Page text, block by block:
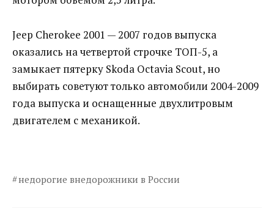
Jeep Cherokee 2001 — 2007 годов выпуска
оказались на четвертой строчке ТОП-5, а
замыкает пятерку Skoda Octavia Scout, но
выбирать советуют только автомобили 2004-2009
года выпуска и оснащенные двухлитровым
двигателем с механикой.
недорогие внедорожники в России